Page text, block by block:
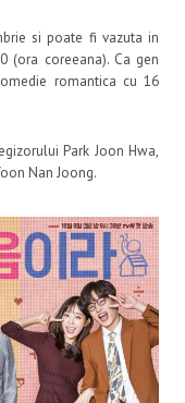
si poate fi vazuta in
(ora coreeana). Ca gen
romantica cu 16
Park Joon Hwa,
Nan Joong.